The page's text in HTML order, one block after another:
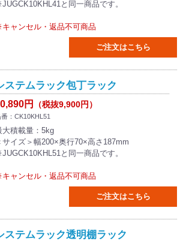
と同一商品です。
ャンセル・返品不可商品
ご注文はこちら
ステムラック包丁ラック
円 （税抜9,900円）
：CK10KHL51
大積載量：5kg
サイズ＞幅200×奥行70×高さ187mm
と同一商品です。
ャンセル・返品不可商品
ご注文はこちら
ステムラック透明棚ラック